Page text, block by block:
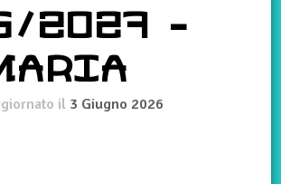
2027 –
il 3 Giugno 2026